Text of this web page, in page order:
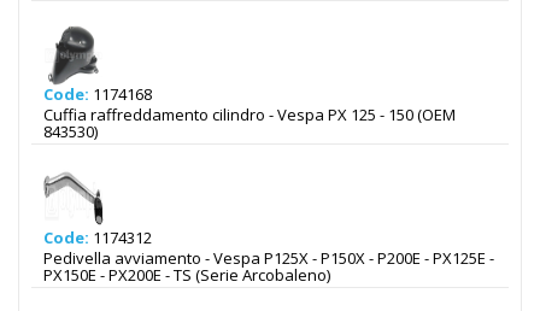
Code: 1174168
Cuffia raffreddamento cilindro - Vespa PX 125 - 150 (OEM
843530)
Code: 1174312
Pedivella avviamento - Vespa P125X - P150X - P200E - PX125E -
PX150E - PX200E - TS (Serie Arcobaleno)